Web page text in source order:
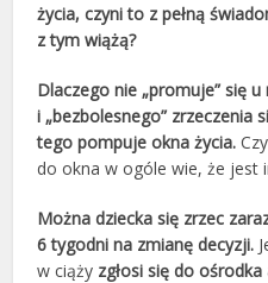
życia, czyni to z pełną
z tym wiążą?
Dlaczego nie „promuje” się
i „bezbolesnego” zrzeczenia
tego pompuje okna życia.
do okna w ogóle wie, że jest
Można dziecka się zrzec
6 tygodni na zmianę decyzji.
w ciąży zgłosi się do